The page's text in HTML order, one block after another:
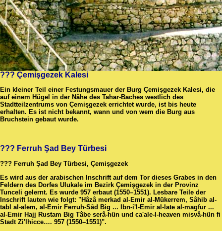
??? Çemişgezek Kalesi
Ein kleiner Teil einer Festungsmauer der Burg Çemişgezek Kalesi, die
auf einem Hügel in der Nähe des Tahar-Baches westlich des
Stadtteilzentrums von Çemişgezek errichtet wurde, ist bis heute
erhalten. Es ist nicht bekannt, wann und von wem die Burg aus
Bruchstein gebaut wurde.
??? Ferruh Şad Bey Türbesi
??? Ferruh Şad Bey Türbesi, Çemişgezek
Es wird aus der arabischen Inschrift auf dem Tor dieses Grabes in den
Feldern des Dorfes Ulukale im Bezirk Çemişgezek in der Provinz
Tunceli gelernt. Es wurde 957 erbaut (1550–1551). Lesbare Teile der
Inschrift lauten wie folgt: "Hâzâ merkad al-Emir al-Mükerrem, Sâhib al-
tabl al-alem, al-Emir Ferruh-Sâd Big ... Ibn-i'l-Emir al-late al-magfur ...
al-Emir Hajj Rustam Big Tâbe serâ-hün und ca'ale-l-heaven misvâ-hün fi
Stadt Zi'lhicce…. 957 (1550–1551)".